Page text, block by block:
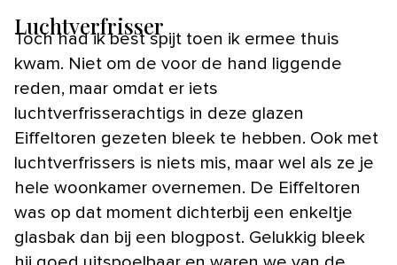
Luchtverfrisser
Toch had ik best spijt toen ik ermee thuis
kwam. Niet om de voor de hand liggende
reden, maar omdat er iets
luchtverfrisserachtigs in deze glazen
Eiffeltoren gezeten bleek te hebben. Ook met
luchtverfrissers is niets mis, maar wel als ze je
hele woonkamer overnemen. De Eiffeltoren
was op dat moment dichterbij een enkeltje
glasbak dan bij een blogpost. Gelukkig bleek